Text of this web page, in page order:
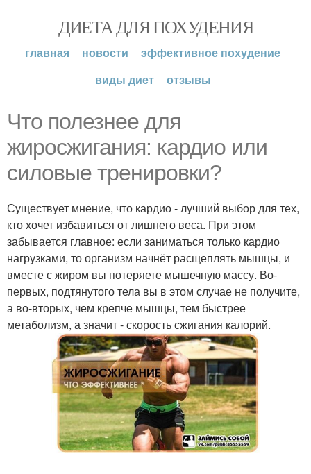
ДИЕТА ДЛЯ ПОХУДЕНИЯ
главная новости
эффективное похудение
виды диет
отзывы
Что полезнее для
жиросжигания: кардио или
силовые тренировки?
Существует мнение, что кардио - лучший выбор для тех,
кто хочет избавиться от лишнего веса. При этом
забывается главное: если заниматься только кардио
нагрузками, то организм начнёт расщеплять мышцы, и
вместе с жиром вы потеряете мышечную массу. Во-
первых, подтянутого тела вы в этом случае не получите,
а во-вторых, чем крепче мышцы, тем быстрее
метаболизм, а значит - скорость сжигания калорий.